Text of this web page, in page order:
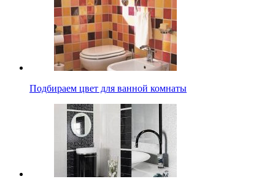
Подбираем цвет для ванной комнаты